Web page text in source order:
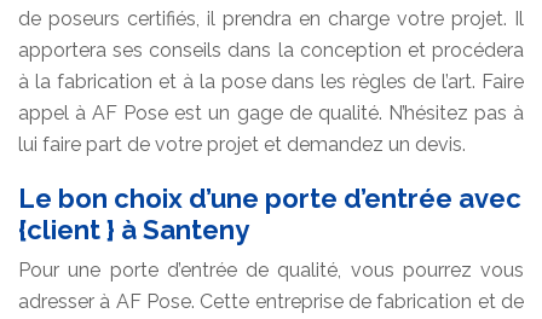
de poseurs certifiés, il prendra en charge votre projet. Il
apportera ses conseils dans la conception et procédera
à la fabrication et à la pose dans les règles de l’art. Faire
appel à AF Pose est un gage de qualité. N’hésitez pas à
lui faire part de votre projet et demandez un devis.
Le bon choix d’une porte d’entrée avec
{client } à Santeny
Pour une porte d’entrée de qualité, vous pourrez vous
adresser à AF Pose. Cette entreprise de fabrication et de